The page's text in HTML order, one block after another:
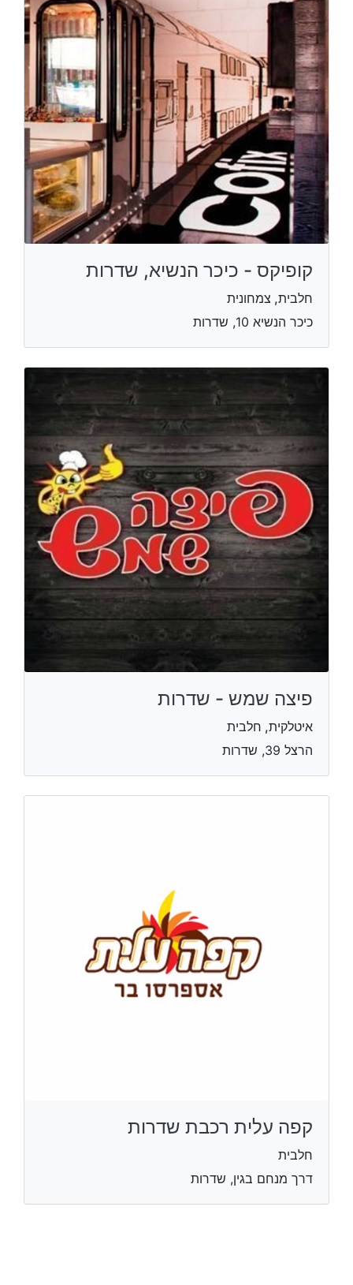
קופיקס - כיכר הנשיא, שדרות
חלבית, צמחונית
כיכר הנשיא 10, שדרות
פיצה שמש - שדרות
איטלקית, חלבית
הרצל 39, שדרות
קפה עלית רכבת שדרות
חלבית
דרך מנחם בגין, שדרות